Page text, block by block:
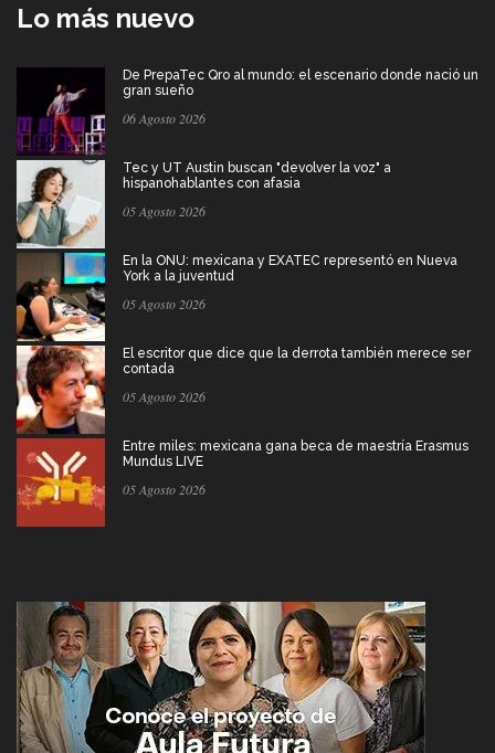
Lo más nuevo
De PrepaTec Qro al mundo: el escenario donde nació un
gran sueño
06 Agosto 2026
Tec y UT Austin buscan "devolver la voz" a
hispanohablantes con afasia
05 Agosto 2026
En la ONU: mexicana y EXATEC representó en Nueva
York a la juventud
05 Agosto 2026
El escritor que dice que la derrota también merece ser
contada
05 Agosto 2026
Entre miles: mexicana gana beca de maestría Erasmus
Mundus LIVE
05 Agosto 2026